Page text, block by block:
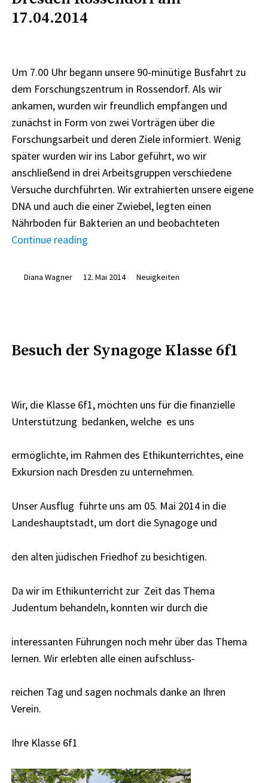
Diana Wagner 12. Mai 2014 Neuigkeiten
17.04.2014
Um 7.00 Uhr begann unsere 90-minütige Busfahrt zu
dem Forschungszentrum in Rossendorf. Als wir
ankamen, wurden wir freundlich empfangen und
zunächst in Form von zwei Vorträgen über die
Forschungsarbeit und deren Ziele informiert. Wenig
später wurden wir ins Labor geführt, wo wir
anschließend in drei Arbeitsgruppen verschiedene
Versuche durchführten. Wir extrahierten unsere eigene
DNA und auch die einer Zwiebel, legten einen
Nährboden für Bakterien an und beobachteten
Continue reading
Helmholtz-
17.04.2014“
Besuch der Synagoge Klasse 6f1
Wir, die Klasse 6f1, möchten uns für die finanzielle
Unterstützung bedanken, welche es uns
ermöglichte, im Rahmen des Ethikunterrichtes, eine
Exkursion nach Dresden zu unternehmen.
Unser Ausflug führte uns am 05. Mai 2014 in die
Landeshauptstadt, um dort die Synagoge und
den alten jüdischen Friedhof zu besichtigen.
Da wir im Ethikunterricht zur Zeit das Thema
Judentum behandeln, konnten wir durch die
interessanten Führungen noch mehr über das Thema
lernen. Wir erlebten alle einen aufschluss-
reichen Tag und sagen nochmals danke an Ihren
Verein.
Ihre Klasse 6f1